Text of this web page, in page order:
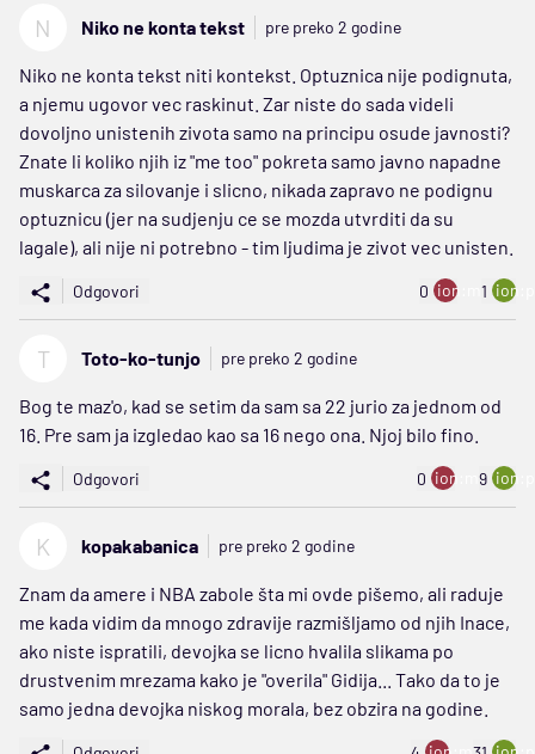
N Niko ne konta tekst pre preko 2 godine
Niko ne konta tekst niti kontekst. Optuznica nije podignuta,
a njemu ugovor vec raskinut. Zar niste do sada videli
dovoljno unistenih zivota samo na principu osude javnosti?
Znate li koliko njih iz "me too" pokreta samo javno napadne
muskarca za silovanje i slicno, nikada zapravo ne podignu
optuznicu (jer na sudjenju ce se mozda utvrditi da su
lagale), ali nije ni potrebno - tim ljudima je zivot vec unisten.
Odgovori 0 ion:minus
1
T Toto-ko-tunjo pre preko 2 godine
Bog te maz'o, kad se setim da sam sa 22 jurio za jednom od
16. Pre sam ja izgledao kao sa 16 nego ona. Njoj bilo fino.
Odgovori 0 ion:minus
9
K kopakabanica pre preko 2 godine
Znam da amere i NBA zabole šta mi ovde pišemo, ali raduje
me kada vidim da mnogo zdravije razmišljamo od njih Inace,
ako niste ispratili, devojka se licno hvalila slikama po
drustvenim mrezama kako je "overila" Gidija... Tako da to je
samo jedna devojka niskog morala, bez obzira na godine.